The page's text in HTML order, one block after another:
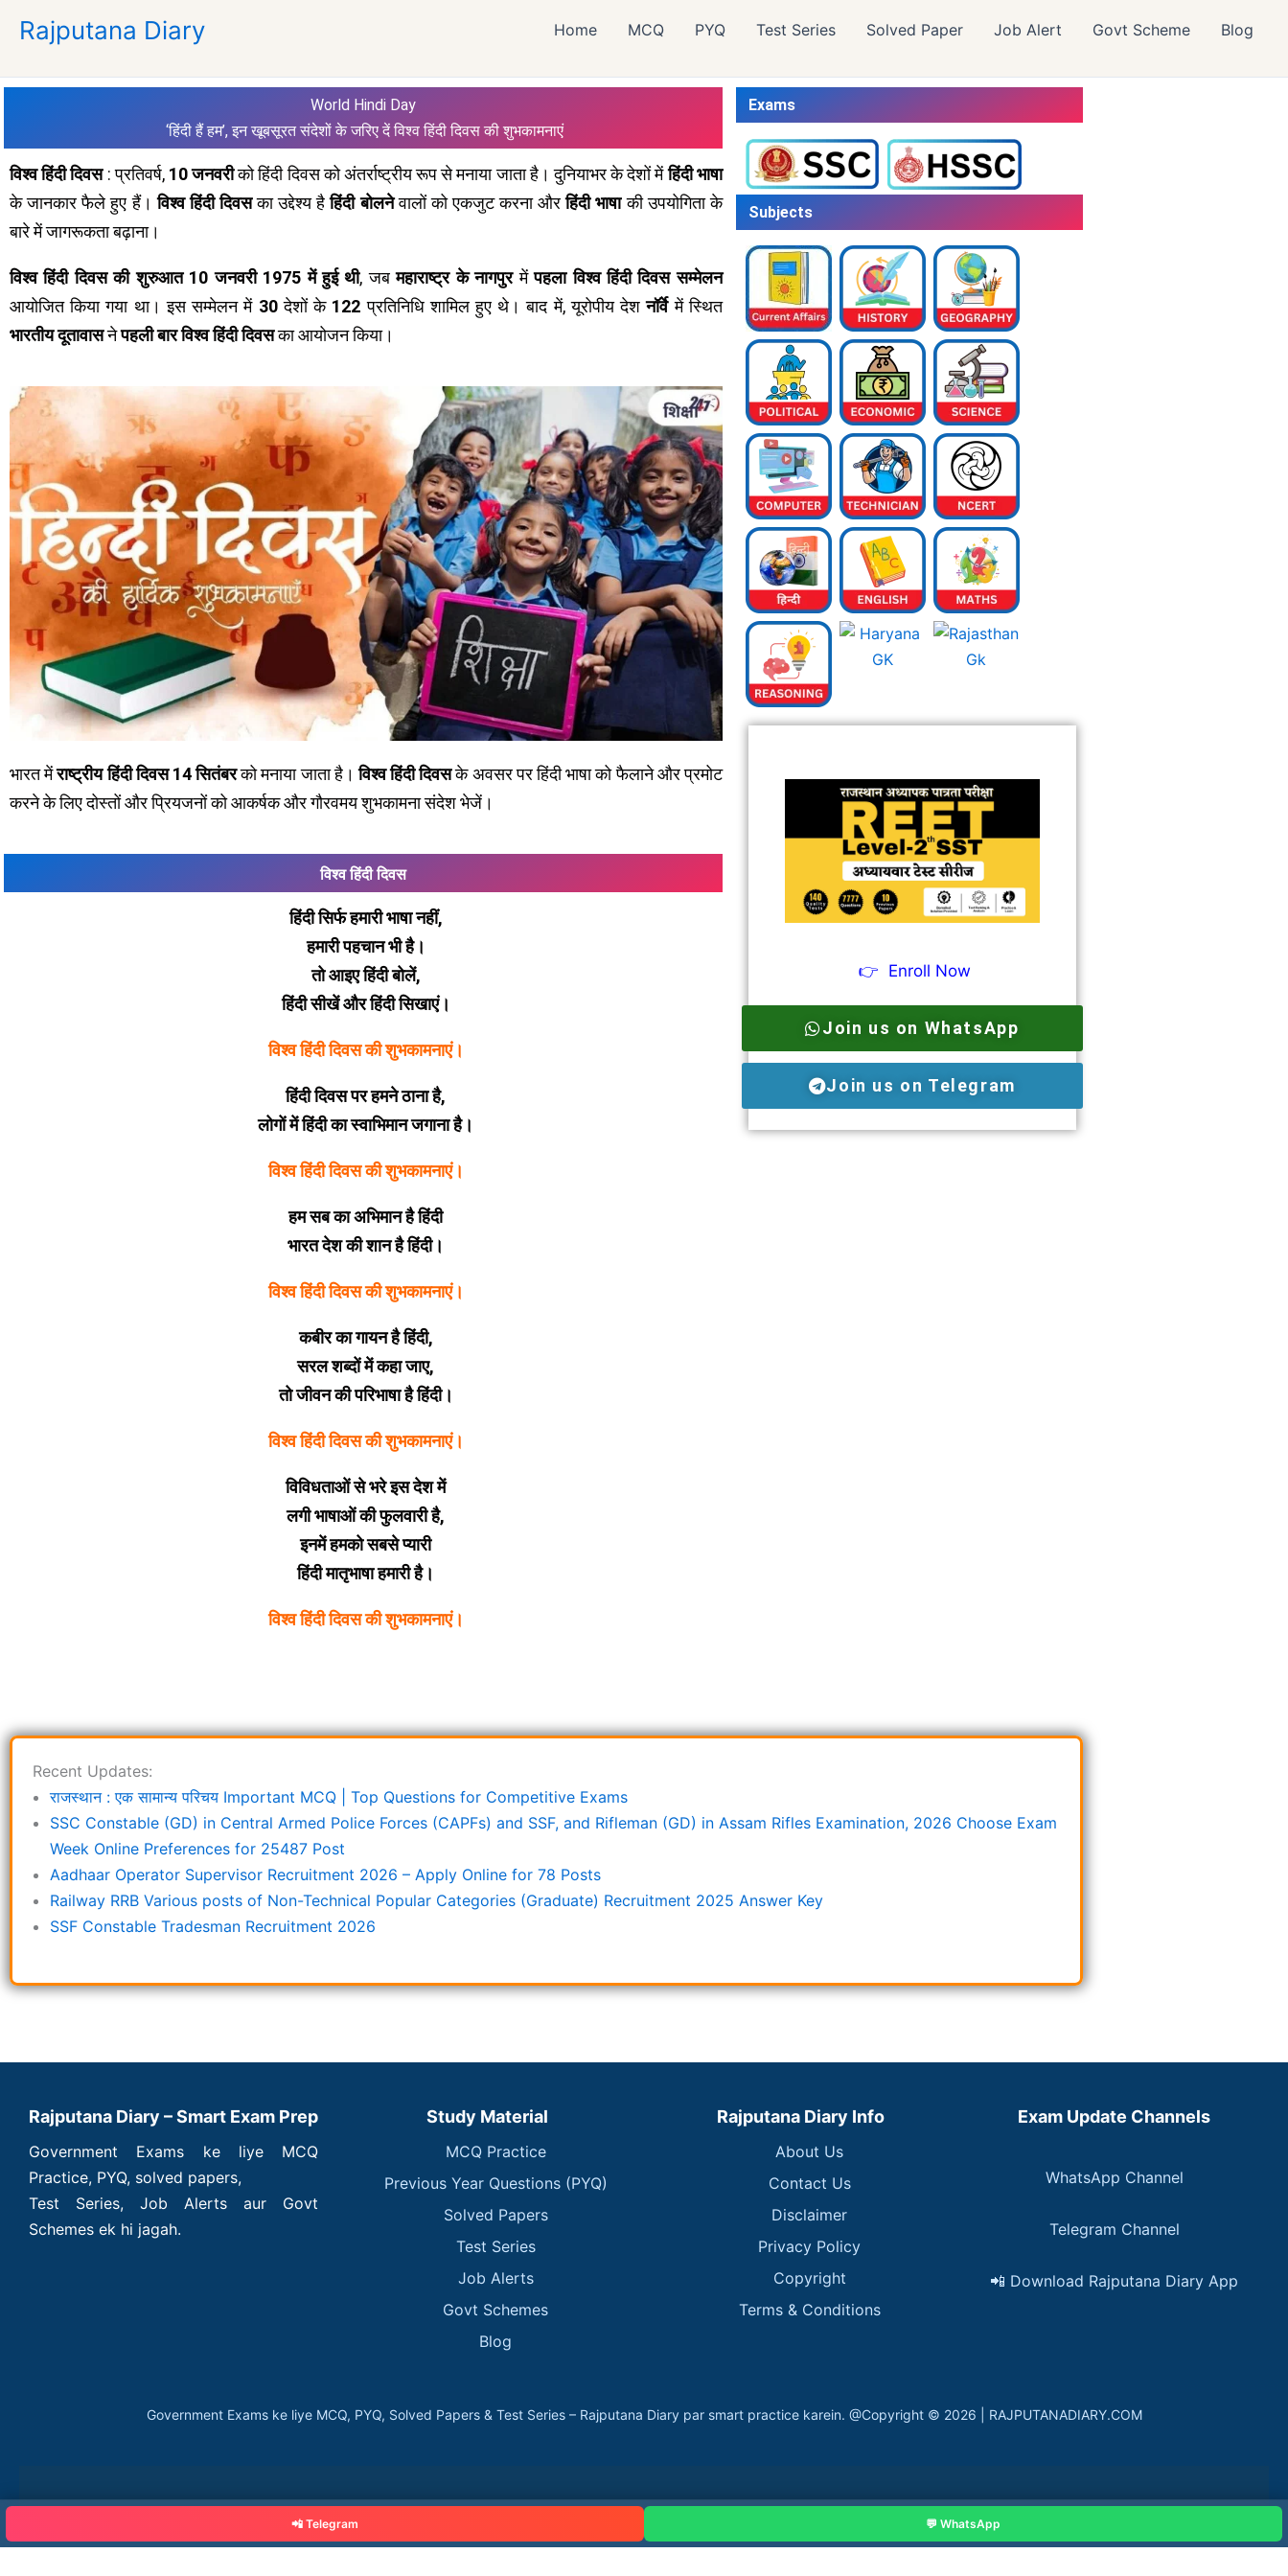
Rajputana Diary Home MCQ PYQ Test Series Solved Paper Job Alert Govt Scheme Blog
World Hindi Day
‘हिंदी हैं हम’, इन खूबसूरत संदेशों के जरिए दें विश्व हिंदी दिवस की शुभकामनाएं
विश्व हिंदी दिवस: प्रतिवर्ष,10 जनवरीको हिंदी दिवस को अंतर्राष्ट्रीय रूप से मनाया जाता है। दुनियाभर के देशों मेंहिंदी भाषा
के जानकार फैले हुए हैं।विश्व हिंदी दिवसका उद्देश्य हैहिंदी बोलनेवालों को एकजुट करना औरहिंदी भाषाकी उपयोगिता के
बारे में जागरूकता बढ़ाना।
विश्व हिंदी दिवस की शुरुआत 10 जनवरी 1975 में हुई थी, जबमहाराष्ट्र के नागपुरमेंपहला विश्व हिंदी दिवस सम्मेलन
आयोजित किया गया था। इस सम्मेलन में 30देशों के 122 प्रतिनिधि शामिल हुए थे। बाद में, यूरोपीय देशनॉर्वेमें स्थित
भारतीय दूतावासनेपहली बार विश्व हिंदी दिवसका आयोजन किया।
भारत मेंराष्ट्रीय हिंदी दिवस 14 सितंबरको मनाया जाता है।विश्व हिंदी दिवसके अवसर पर हिंदी भाषा को फैलाने और प्रमोट
करने के लिए दोस्तों और प्रियजनों को आकर्षक और गौरवमय शुभकामना संदेश भेजें।
विश्व हिंदी दिवस
हिंदी सिर्फ हमारी भाषा नहीं,
हमारी पहचान भी है।
तो आइए हिंदी बोलें,
हिंदी सीखें और हिंदी सिखाएं।
विश्व हिंदी दिवस की शुभकामनाएं।
हिंदी दिवस पर हमने ठाना है,
लोगों में हिंदी का स्वाभिमान जगाना है।
विश्व हिंदी दिवस की शुभकामनाएं।
हम सब का अभिमान है हिंदी
भारत देश की शान है हिंदी।
विश्व हिंदी दिवस की शुभकामनाएं।
कबीर का गायन है हिंदी,
सरल शब्दों में कहा जाए,
तो जीवन की परिभाषा है हिंदी।
विश्व हिंदी दिवस की शुभकामनाएं।
विविधताओं से भरे इस देश में
लगी भाषाओं की फुलवारी है,
इनमें हमको सबसे प्यारी
हिंदी मातृभाषा हमारी है।
विश्व हिंदी दिवस की शुभकामनाएं।
Exams
Subjects
👉 Enroll Now
Join us on WhatsApp
Join us on Telegram
Recent Updates:
राजस्थान : एक सामान्य परिचय Important MCQ | Top Questions for Competitive Exams
SSC Constable (GD) in Central Armed Police Forces (CAPFs) and SSF, and Rifleman (GD) in Assam Rifles Examination, 2026 Choose Exam
Week Online Preferences for 25487 Post
Aadhaar Operator Supervisor Recruitment 2026 – Apply Online for 78 Posts
Railway RRB Various posts of Non-Technical Popular Categories (Graduate) Recruitment 2025 Answer Key
SSF Constable Tradesman Recruitment 2026
Rajputana Diary – Smart Exam Prep
Government Exams ke liye MCQ
Practice, PYQ, solved papers,
Test Series, Job Alerts aur Govt
Schemes ek hi jagah.
Study Material
MCQ Practice
Previous Year Questions (PYQ)
Solved Papers
Test Series
Job Alerts
Govt Schemes
Blog
Rajputana Diary Info
About Us
Contact Us
Disclaimer
Privacy Policy
Copyright
Terms & Conditions
Exam Update Channels
WhatsApp Channel
Telegram Channel
📲 Download Rajputana Diary App
Government Exams ke liye MCQ, PYQ, Solved Papers & Test Series – Rajputana Diary par smart practice karein. @Copyright © 2026 | RAJPUTANADIARY.COM
📲 Telegram 💬 WhatsApp